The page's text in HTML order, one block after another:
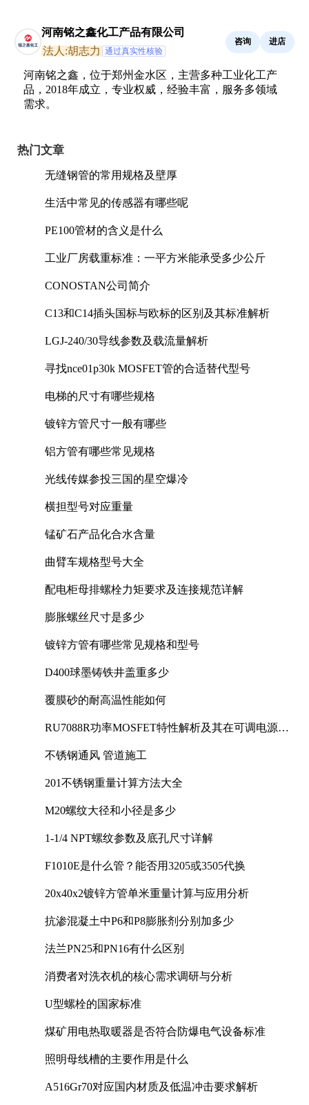
河南铭之鑫化工产品有限公司
法人:胡志力 通过真实性核验
咨询 进店
河南铭之鑫，位于郑州金水区，主营多种工业化工产
品，2018年成立，专业权威，经验丰富，服务多领域
需求。
热门文章
无缝钢管的常用规格及壁厚
生活中常见的传感器有哪些呢
PE100管材的含义是什么
工业厂房载重标准：一平方米能承受多少公斤
CONOSTAN公司简介
C13和C14插头国标与欧标的区别及其标准解析
LGJ-240/30导线参数及载流量解析
寻找nce01p30k MOSFET管的合适替代型号
电梯的尺寸有哪些规格
镀锌方管尺寸一般有哪些
铝方管有哪些常见规格
光线传媒参投三国的星空爆冷
横担型号对应重量
锰矿石产品化合水含量
曲臂车规格型号大全
配电柜母排螺栓力矩要求及连接规范详解
膨胀螺丝尺寸是多少
镀锌方管有哪些常见规格和型号
D400球墨铸铁井盖重多少
覆膜砂的耐高温性能如何
RU7088R功率MOSFET特性解析及其在可调电源设
不锈钢通风 管道施工
201不锈钢重量计算方法大全
M20螺纹大径和小径是多少
1-1/4 NPT螺纹参数及底孔尺寸详解
F1010E是什么管？能否用3205或3505代换
20x40x2镀锌方管单米重量计算与应用分析
抗渗混凝土中P6和P8膨胀剂分别加多少
法兰PN25和PN16有什么区别
消费者对洗衣机的核心需求调研与分析
U型螺栓的国家标准
煤矿用电热取暖器是否符合防爆电气设备标准
照明母线槽的主要作用是什么
A516Gr70对应国内材质及低温冲击要求解析